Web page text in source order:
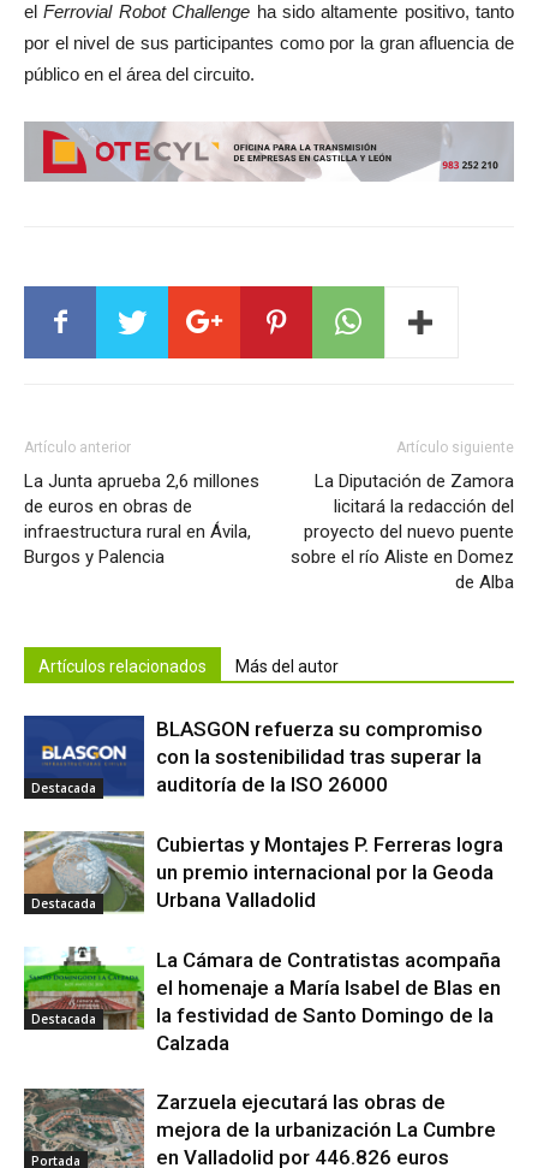
elFerrovial Robot Challenge ha sido altamente positivo, tanto
por el nivel de sus participantes como por la gran afluencia de
público en el área del circuito.
Artículo anterior
La Junta aprueba 2,6 millones
de euros en obras de
infraestructura rural en Ávila,
Burgos y Palencia
Artículo siguiente
La Diputación de Zamora
licitará la redacción del
proyecto del nuevo puente
sobre el río Aliste en Domez
de Alba
Artículos relacionados Más del autor
Destacada
BLASGON refuerza su compromiso
con la sostenibilidad tras superar la
auditoría de la ISO 26000
Destacada
Cubiertas y Montajes P. Ferreras logra
un premio internacional por la Geoda
Urbana Valladolid
Destacada
La Cámara de Contratistas acompaña
el homenaje a María Isabel de Blas en
la festividad de Santo Domingo de la
Calzada
Portada
Zarzuela ejecutará las obras de
mejora de la urbanización La Cumbre
en Valladolid por 446.826 euros